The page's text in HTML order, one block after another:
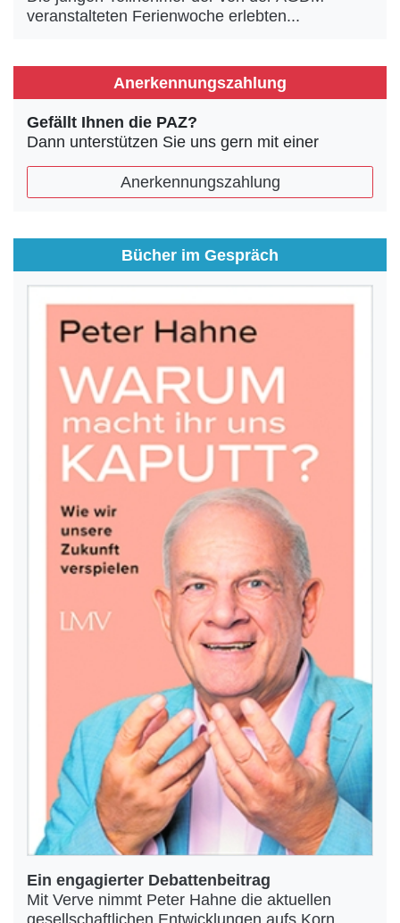
veranstalteten Ferienwoche erlebten...
Anerkennungszahlung
Gefällt Ihnen die PAZ?
Dann unterstützen Sie uns gern mit einer
Anerkennungszahlung
Bücher im Gespräch
Ein engagierter Debattenbeitrag
Mit Verve nimmt Peter Hahne die aktuellen